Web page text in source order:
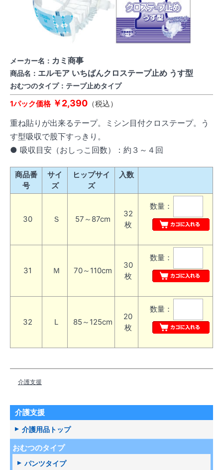
メーカー名： カミ商事
商品名： エルモア いちばんクロステープ止め うす型
おむつのタイプ：テープ止めタイプ
1パック価格￥2,390 （税込）
重ね貼りが出来るテープ。ミシン目付クロステープ。う
す型吸収で股下すっきり。
● 吸収目安（おしっこ回数）：約３～４回
商品番
号
サイ
ズ
ヒップサイ
ズ
入数
30 Ｓ 57～87cm
32
枚
数量：
31 Ｍ 70～110cm
30
枚
数量：
32 L 85～125cm
20
枚
数量：
介護支援
介護支援
介護用品トップ
おむつのタイプ
パンツタイプ